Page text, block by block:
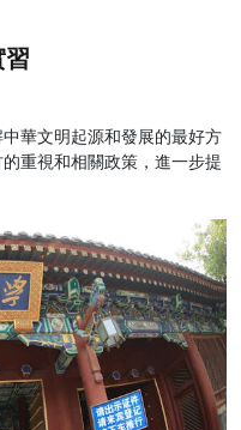
華文明起源和發展的最好方
重視和相關政策，進一步提